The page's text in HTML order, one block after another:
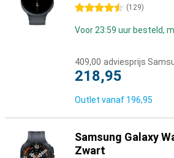
4.5 sterren (129)
Voor 23:59 uur besteld,
409,00 adviesprijs
218,95
Outlet vanaf 196,95
Samsung Galaxy
Zwart